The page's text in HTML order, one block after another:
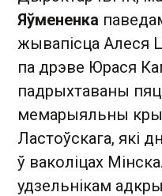
Яўмененка
жывапісца Алеся
па дрэве Юрася
падрыхтаваны
мемарыяльны
Ластоўскага, які
ў ваколіцах
удзельнікам